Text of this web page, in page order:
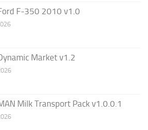
F-350 2010 v1.0
Market v1.2
Milk Transport Pack v1.0.0.1